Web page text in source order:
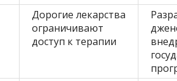
Дорогие лекарства
ограничивают
доступ к терапии